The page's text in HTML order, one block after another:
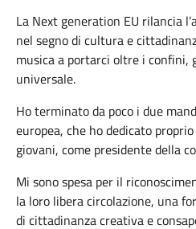
La Next generation EU rilancia
nel segno di cultura e
musica a portarci oltre i confini,
universale.
Ho terminato da poco i due
europea, che ho dedicato
giovani, come presidente della
Mi sono spesa per il
la loro libera circolazione, una
di cittadinanza creativa e